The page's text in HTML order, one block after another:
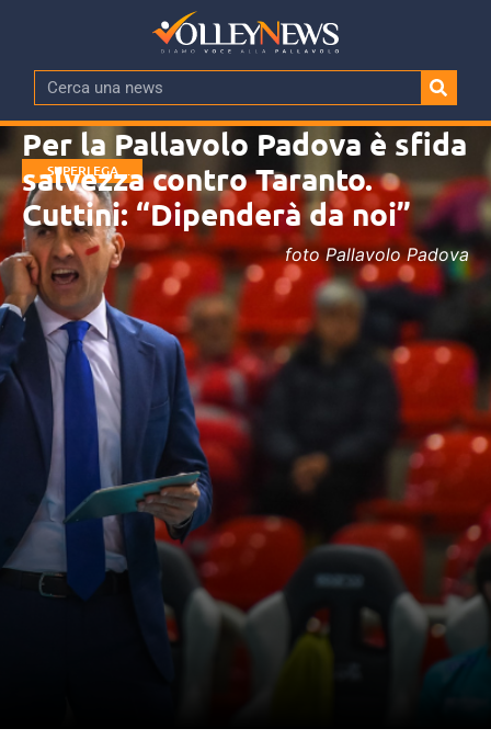
SUPERLEGA
MASCHILE
Per la Pallavolo Padova è sfida
salvezza contro Taranto.
Cuttini: “Dipenderà da noi”
foto Pallavolo Padova